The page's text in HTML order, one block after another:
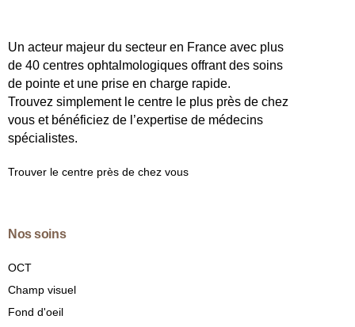
Un acteur majeur du secteur en France avec plus
de 40 centres ophtalmologiques offrant des soins
de pointe et une prise en charge rapide.
Trouvez simplement le centre le plus près de chez
vous et bénéficiez de l’expertise de médecins
spécialistes.
Trouver le centre près de chez vous
Nos soins
OCT
Champ visuel
Fond d'oeil